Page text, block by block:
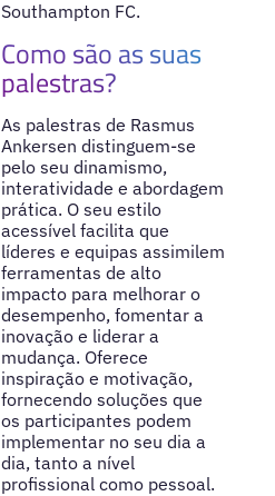
Southampton FC.
Como são as suas
palestras?
As palestras de Rasmus
Ankersen distinguem-se
pelo seu dinamismo,
interatividade e abordagem
prática. O seu estilo
acessível facilita que
líderes e equipas assimilem
ferramentas de alto
impacto para melhorar o
desempenho, fomentar a
inovação e liderar a
mudança. Oferece
inspiração e motivação,
fornecendo soluções que
os participantes podem
implementar no seu dia a
dia, tanto a nível
profissional como pessoal.